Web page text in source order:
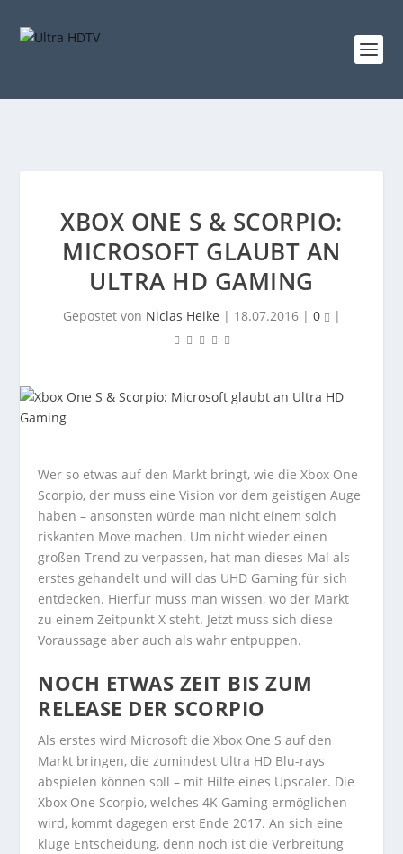
XBOX ONE S & SCORPIO:
MICROSOFT GLAUBT AN
ULTRA HD GAMING
Gepostet von Niclas Heike | 18.07.2016| 0 |
Wer so etwas auf den Markt bringt, wie die Xbox One
Scorpio, der muss eine Vision vor dem geistigen Auge
haben – ansonsten würde man nicht einem solch
riskanten Move machen. Um nicht wieder einen
großen Trend zu verpassen, hat man dieses Mal als
erstes gehandelt und will das UHD Gaming für sich
entdecken. Hierfür muss man wissen, wo der Markt
zu einem Zeitpunkt X steht. Jetzt muss sich diese
Voraussage aber auch als wahr entpuppen.
NOCH ETWAS ZEIT BIS ZUM
RELEASE DER SCORPIO
Als erstes wird Microsoft die Xbox One S auf den
Markt bringen, die zumindest Ultra HD Blu-rays
abspielen können soll – mit Hilfe eines Upscaler. Die
Xbox One Scorpio, welches 4K Gaming ermöglichen
wird, kommt dagegen erst Ende 2017. An sich eine
kluge Entscheidung, denn noch ist die Verbreitung